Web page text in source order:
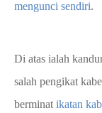
mengunci sendiri.
Di atas ialah
salah pengikat
berminat ikatan